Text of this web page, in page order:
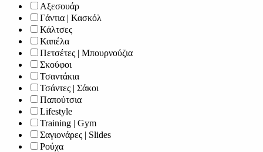
Αξεσουάρ
Γάντια | Κασκόλ
Κάλτσες
Καπέλα
Πετσέτες | Μπουρνούζια
Σκούφοι
Τσαντάκια
Τσάντες | Σάκοι
Παπούτσια
Lifestyle
Training | Gym
Σαγιονάρες | Slides
Ρούχα